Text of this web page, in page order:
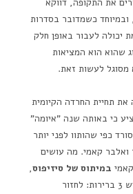
כשמדובר בסדרות
יכולה לעבור באופן חלק
שהוא הוא המציאות
מסוגל לעשות זאת.
את תחיית החרדה הקיומית
בשנת 2016 ומציע כי באותה שנה "איומה"
כפי שהותוו לפני יותר
ואלבר קאמי. מה עושים
במיתוס של סיזיפוס,
טוען כי בפני אדם שהגיע למודעות הזו יש 3 ברירות: לחזור